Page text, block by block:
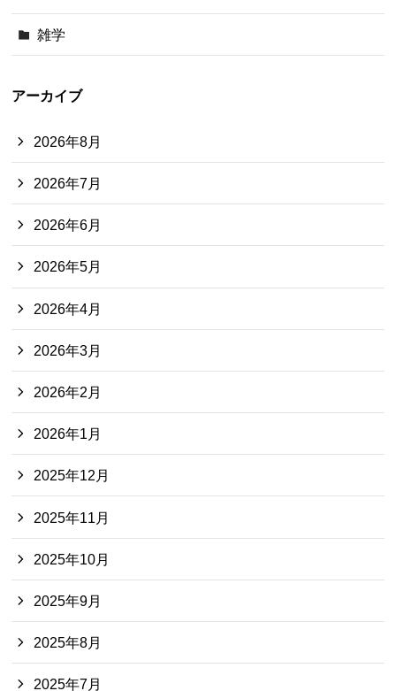
雑学
アーカイブ
2026年8月
2026年7月
2026年6月
2026年5月
2026年4月
2026年3月
2026年2月
2026年1月
2025年12月
2025年11月
2025年10月
2025年9月
2025年8月
2025年7月